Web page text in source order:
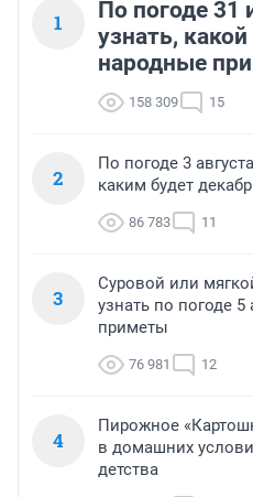
1
По погоде
узнать,
народные
158 309 15
2
По погоде 3
каким будет
86 783 11
3
Суровой или
узнать по погоде
приметы
76 981 12
4
Пирожное
в домашних
детства